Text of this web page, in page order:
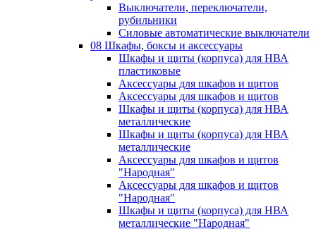
Выключатели, переключатели,
рубильники
Силовые автоматические выключатели
08 Шкафы, боксы и аксессуары
Шкафы и щиты (корпуса) для НВА
пластиковые
Аксессуары для шкафов и щитов
Аксессуары для шкафов и щитов
Шкафы и щиты (корпуса) для НВА
металлические
Шкафы и щиты (корпуса) для НВА
металлические
Аксессуары для шкафов и щитов
"Народная"
Аксессуары для шкафов и щитов
"Народная"
Шкафы и щиты (корпуса) для НВА
металлические "Народная"